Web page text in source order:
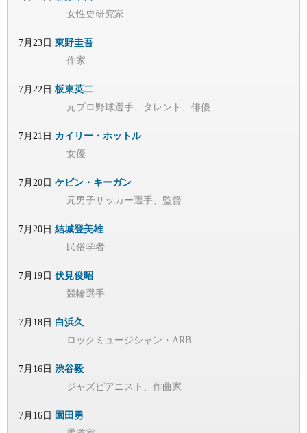
女性史研究家
7月23日 東野圭吾
作家
7月22日 板東英二
元プロ野球選手、タレント、俳優
7月21日 カイリー・ホットル
女優
7月20日 ケビン・キーガン
元男子サッカー選手、監督
7月20日 結城登美雄
民俗学者
7月19日 伏見俊昭
競輪選手
7月18日 白浜久
ロックミュージシャン・ARB
7月16日 渋谷毅
ジャズピアニスト、作曲家
7月16日 園田勇